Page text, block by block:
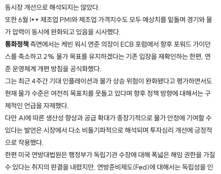
동시장 개선으로 해석되지는 않았다.
또한 6월 I** 제조업 PMI와 제조업 가격지수도 모두 예상치를 밑돌며 경기와 물
가 압력이 동시에 완화되고 있음을 시사했다.
통화정책 측면에서는 케빈 워시 연준 의장이 ECB 포럼에서 향후 포워드 가이던
스를 축소하고 2% 물가 목표를 유지하겠다는 기존 입장을 재확인하는 한편, 연
준 운영체계 개편 방침을 공식화했다.
그는 최근 4주간 기대 인플레이션과 물가 상승 위험이 완화됐다고 평가하면서도
현재 물가 수준은 여전히 목표치를 웃돌고 있다며 향후 정책 방향에 대해서는 구
체적인 언급을 자제했다.
다만 AI에 따른 생산성 향상과 공급 확대가 중장기적으로 물가 안정에 기여할 수
있다는 발언은 시장에서 다소 비둘기파적으로 해석되며 투자심리 개선에 긍정적
으로 작용했다.
한편 미국 연방대법원은 행정부가 독립기관 수장에 대해 폭넓은 해임 권한을 가질
수 있다는 취지의 판결을 내렸지만, 연방준비제도(Fed)에 대해서는 독립성을 인